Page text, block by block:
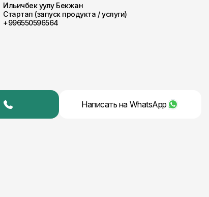
Ильичбек уулу Бекжан
Стартап (запуск продукта / услуги)
+996550596564
Написать на WhatsApp